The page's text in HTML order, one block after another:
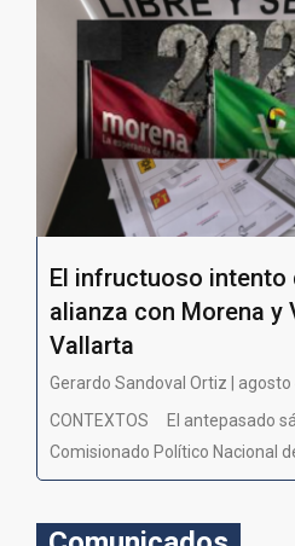
El infructuoso intento
alianza con Morena y
Vallarta
Gerardo Sandoval Ortiz | agosto
CONTEXTOS El antepasado
Comisionado Político Nacional